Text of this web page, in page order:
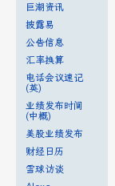
巨潮资讯
披露易
公告信息
汇率换算
电话会议速记
(英)
业绩发布时间
(中概)
美股业绩发布
财经日历
雪球访谈